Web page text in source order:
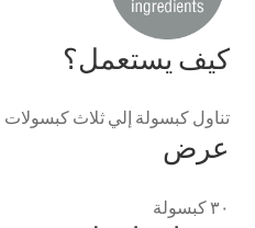
كيف يستعمل؟
تناول كبسولة ﺇلي ثلاث كبسولات
عرض
۳۰ كبسولة